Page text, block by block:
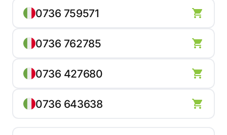
0736 759571
0736 762785
0736 427680
0736 643638